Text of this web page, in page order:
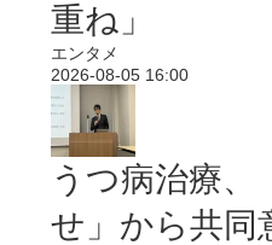
重ね」
エンタメ
2026-08-05 16:00
うつ病治療、
せ」から共同